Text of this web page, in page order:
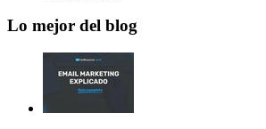
Lo mejor del blog